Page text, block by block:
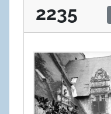
2235